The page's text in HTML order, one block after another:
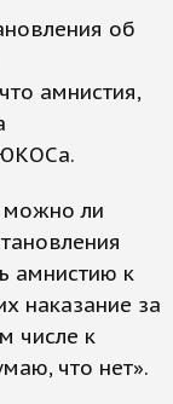
об
амнистия,
можно ли
амнистию к
наказание за
числе к
что нет».